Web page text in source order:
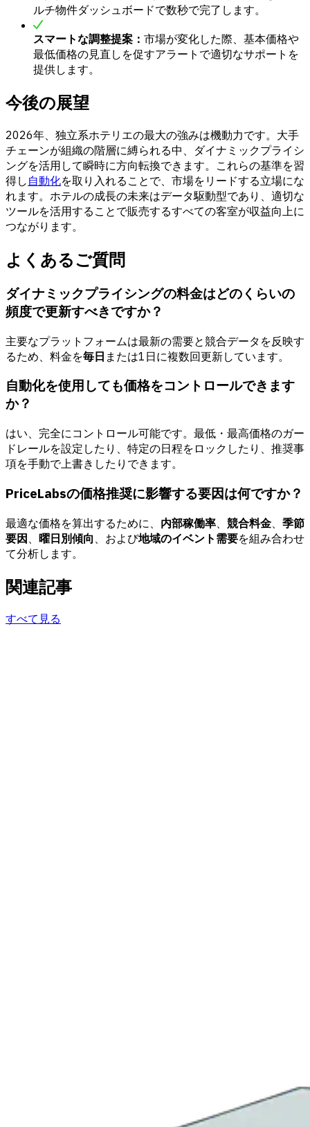
ルチ物件ダッシュボードで数秒で完了します。
スマートな調整提案： 市場が変化した際、基本価格や
最低価格の見直しを促すアラートで適切なサポートを
提供します。
今後の展望
2026年、独立系ホテリエの最大の強みは機動力です。大手
チェーンが組織の階層に縛られる中、ダイナミックプライシ
ングを活用して瞬時に方向転換できます。これらの基準を習
得し 自動化を取り入れることで、市場をリードする立場にな
れます。ホテルの成長の未来はデータ駆動型であり、適切な
ツールを活用することで販売するすべての客室が収益向上に
つながります。
よくあるご質問
ダイナミックプライシングの料金はどのくらいの
頻度で更新すべきですか？
主要なプラットフォームは最新の需要と競合データを反映す
るため、料金を毎日 または1日に複数回更新しています。
自動化を使用しても価格をコントロールできます
か？
はい、完全にコントロール可能です。最低・最高価格のガー
ドレールを設定したり、特定の日程をロックしたり、推奨事
項を手動で上書きしたりできます。
PriceLabsの価格推奨に影響する要因は何ですか？
最適な価格を算出するために、 内部稼働率 競合料金
季節
要因
曜日別傾向 、および地域のイベント需要を組み合わせ
て分析します。
関連記事
すべて見る